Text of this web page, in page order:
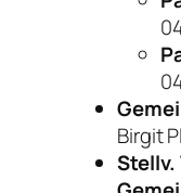
Birgit
Stellv.